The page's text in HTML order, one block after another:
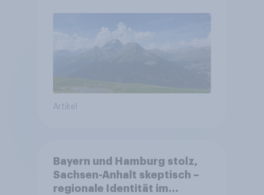
Altersvorsorge
Artikel
Bayern und Hamburg stolz,
Sachsen-Anhalt skeptisch –
regionale Identität im